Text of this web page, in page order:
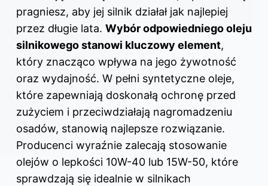
pragniesz, aby jej silnik działał jak najlepiej
przez długie lata. Wybór odpowiedniego oleju
silnikowego stanowi kluczowy element,
który znacząco wpływa na jego żywotność
oraz wydajność. W pełni syntetyczne oleje,
które zapewniają doskonałą ochronę przed
zużyciem i przeciwdziałają nagromadzeniu
osadów, stanowią najlepsze rozwiązanie.
Producenci wyraźnie zalecają stosowanie
olejów o lepkości 10W-40 lub 15W-50, które
sprawdzają się idealnie w silnikach